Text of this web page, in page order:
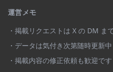
運営メモ
・掲載リクエストは X の DM ま
・データは気付き次第随時更新中
・掲載内容の修正依頼も歓迎です